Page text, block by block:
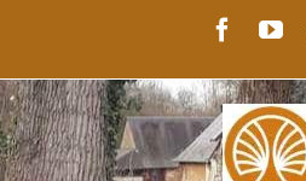
contenu